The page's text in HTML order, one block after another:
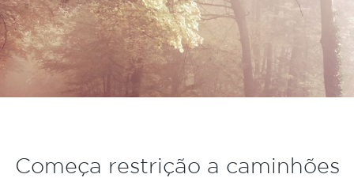
Começa restrição a caminhões